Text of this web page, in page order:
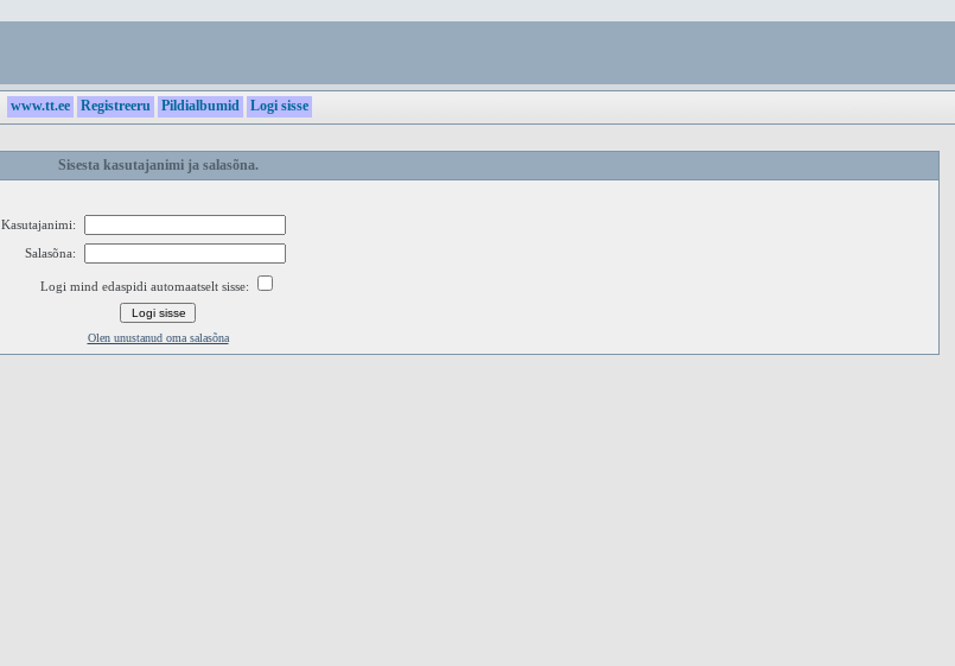
www.tt.ee Registreeru Pildialbumid Logi sisse
Sisesta kasutajanimi ja salasõna.
Kasutajanimi:
Salasõna:
Logi mind edaspidi automaatselt sisse:
Olen unustanud oma salasõna